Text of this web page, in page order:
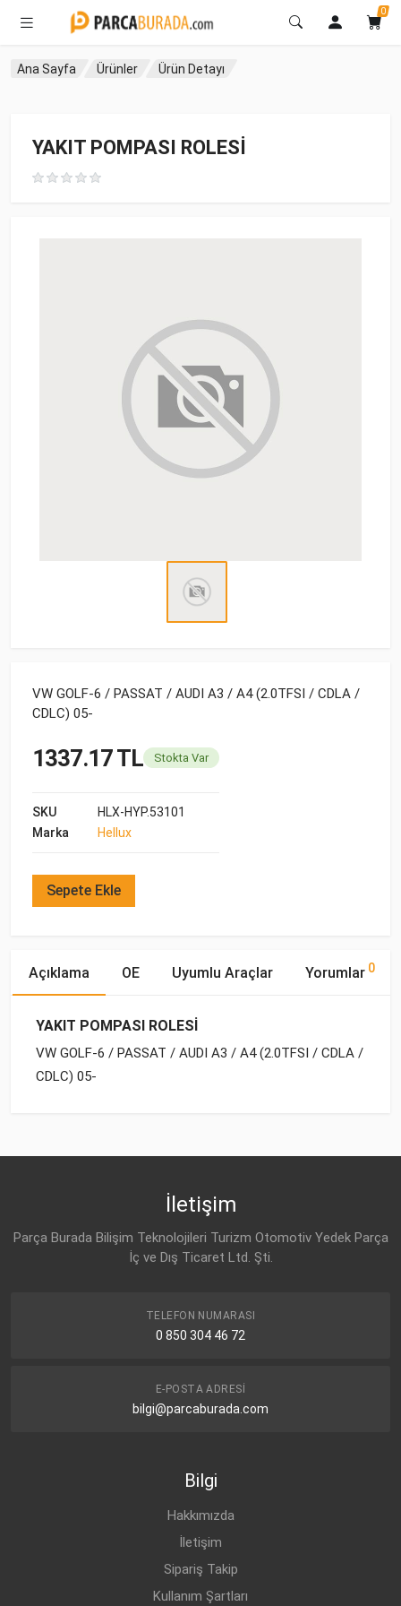
0
Ana Sayfa Ürünler Ürün Detayı
YAKIT POMPASI ROLESİ
VW GOLF-6 / PASSAT / AUDI A3 / A4 (2.0TFSI / CDLA /
CDLC) 05-
1337.17 TL Stokta Var
SKU
HLX-HYP.53101
Marka
Hellux
Sepete Ekle
Açıklama OE Uyumlu Araçlar Yorumlar 0
YAKIT POMPASI ROLESİ
VW GOLF-6 / PASSAT / AUDI A3 / A4 (2.0TFSI / CDLA /
CDLC) 05-
VW
İletişim
Parça Burada Bilişim Teknolojileri Turizm Otomotiv Yedek Parça
İç ve Dış Ticaret Ltd. Şti.
TELEFON NUMARASI
0 850 304 46 72
E-POSTA ADRESI
bilgi@parcaburada.com
Bilgi
Hakkımızda
İletişim
Sipariş Takip
Kullanım Şartları